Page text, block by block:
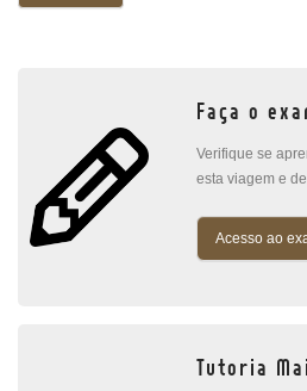
Faça o
Verifique se
esta viagem e
Acesso ao
Tutoria